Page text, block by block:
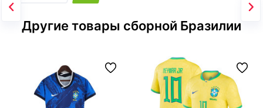
Другие товары сборной Бразилии